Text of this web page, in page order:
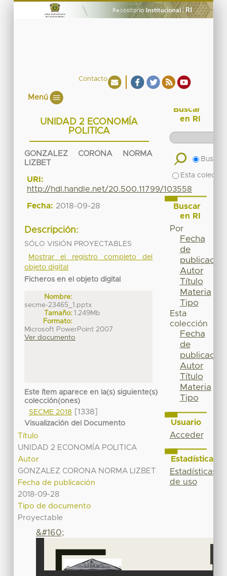
Contacto
Menú
UNIDAD 2 ECONOMÍA
POLITICA
GONZALEZ CORONA NORMA
LIZBET
URI:
http://hdl.handle.net/20.500.11799/103558
Fecha: 2018-09-28
Descripción:
SÓLO VISIÓN PROYECTABLES
Mostrar el registro completo del
objeto digital
Ficheros en el objeto digital
Nombre:
secme-23465_1.pptx
Tamaño: 1.249Mb
Formato:
Microsoft PowerPoint 2007
Ver documento
Este ítem aparece en la(s) siguiente(s)
colección(ones)
SECME 2018
[1338]
Visualización del Documento
Título
UNIDAD 2 ECONOMÍA POLITICA
Autor
GONZALEZ CORONA NORMA LIZBET
Fecha de publicación
2018-09-28
Tipo de documento
Proyectable
&#160;
Buscar
en RI
Buscar
Esta
Buscar
en RI
Por
Fecha
de
publicación
Autor
Título
Materia
Tipo
Esta
colección
Fecha
de
publicación
Autor
Título
Materia
Tipo
Usuario
Acceder
Estadísticas
Estadísticas
de uso